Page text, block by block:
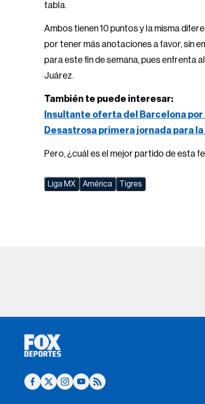
tabla.
Ambos tienen 10 puntos y la misma
por tener más anotaciones a favor, sin
para este fin de semana, pues enfrenta al
Juárez.
También te puede interesar:
Insultante oferta del Barcelona por
Desastrosa primera jornada para la
Pero, ¿cuál es el mejor partido de esta
Liga MX América Tigres